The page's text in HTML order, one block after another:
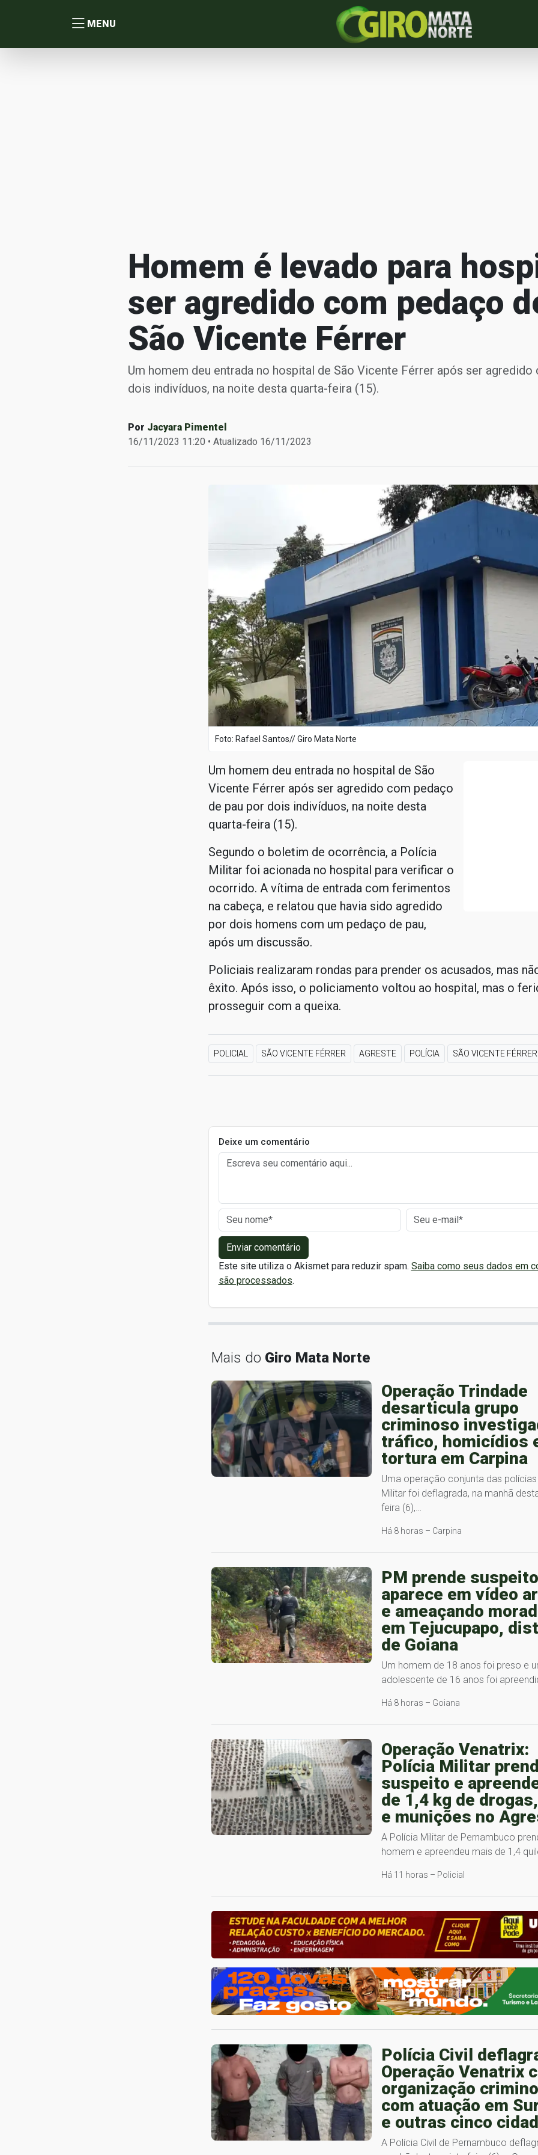
MENU
Homem é levado para
ser agredido com pedaço
São Vicente Férrer
Um homem deu entrada no hospital de São Vicente Férrer após ser
dois indivíduos, na noite desta quarta-feira (15).
Por Jacyara Pimentel
16/11/2023 11:20 • Atualizado 16/11/2023
Foto: Rafael Santos// Giro Mata Norte
Um homem deu entrada no hospital de São
Vicente Férrer após ser agredido com pedaço
de pau por dois indivíduos, na noite desta
quarta-feira (15).
Segundo o boletim de ocorrência, a Polícia
Militar foi acionada no hospital para verificar o
ocorrido. A vítima de entrada com ferimentos
na cabeça, e relatou que havia sido agredido
por dois homens com um pedaço de pau,
após um discussão.
Policiais realizaram rondas para prender os acusados, mas
êxito. Após isso, o policiamento voltou ao hospital, mas o
prosseguir com a queixa.
POLICIAL SÃO VICENTE FÉRRER AGRESTE POLÍCIA SÃO VICENTE FÉRRER
Deixe um comentário
Enviar comentário
Este site utiliza o Akismet para reduzir spam. Saiba como seus dados em
são processados.
Mais do Giro Mata Norte
Operação Trindade
desarticula grupo
criminoso
tráfico, homicídios
tortura em Carpina
Uma operação conjunta das polícias
Militar foi deflagrada, na manhã
feira (6),…
Há 8 horas – Carpina
PM prende
aparece em vídeo
e ameaçando
em Tejucupapo,
de Goiana
Um homem de 18 anos foi preso e
adolescente de 16 anos foi
Há 8 horas – Goiana
Operação Venatrix:
Polícia Militar
suspeito e
de 1,4 kg de
e munições no
A Polícia Militar de Pernambuco
homem e apreendeu mais de 1,4
Há 11 horas – Policial
Polícia Civil
Operação Venatrix
organização
com atuação em
e outras cinco
A Polícia Civil de Pernambuco